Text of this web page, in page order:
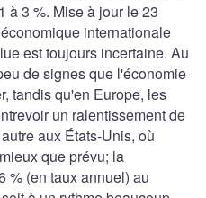
à 3 %. Mise à jour le 23
internationale
est toujours incertaine. Au
de signes que l'économie
tandis qu'en Europe, les
un ralentissement de
aux États-Unis, où
que prévu; la
% (en taux annuel) au